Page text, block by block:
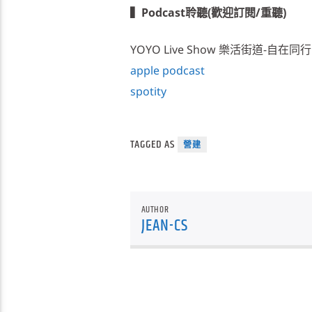
▍Podcast聆聽(歡迎訂閱/重聽)
YOYO Live Show 樂活街道-自在同行
apple podcast
spotity
TAGGED AS 營建
AUTHOR
JEAN-CS